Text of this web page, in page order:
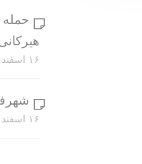
حمله
۱۶ اسفند ۱۴۰۰
۱۶ اسفند ۱۴۰۰